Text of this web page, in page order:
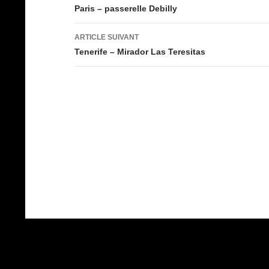
des
articles
Paris – passerelle Debilly
ARTICLE SUIVANT
Tenerife – Mirador Las Teresitas